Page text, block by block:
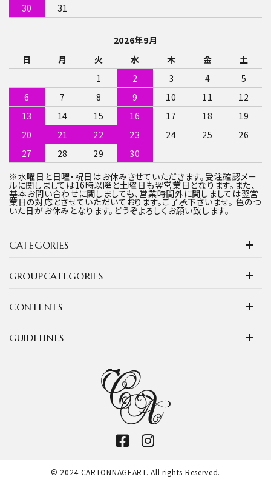
CATEGORIES
GROUPCATEGORIES
CONTENTS
30
31
2026年9月
日
月 火 水 木 金
土
1
2 3 4
5
6
7 8 9 10 11
12
13
14 15 16 17 18
19
20
21 22 23 24 25
26
27
28 29
30
※水曜日と日曜・祝日はお休みさせていただきます。受注確認メー
ルに関しましては16時以降と土曜日も翌営業日となります。また、
基本お問い合わせに関しましても、営業時間外に関しましては翌営
業日の対応とさせていただいております。ご了承下さいませ。 色のつ
いた日がお休みとなります。どうぞよろしくお願い致します。
GUIDELINES
© 2024 CARTONNAGEART. All rights Reserved.